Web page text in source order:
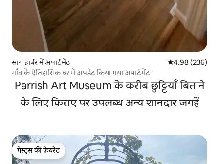
साग हार्बर में अपार्टमेंट औसत रेटिंग 5 में से
4.98 (236)
गाँव के ऐतिहासिक घर में अपडेट किया गया अपार्टमेंट
Parrish Art Museum के करीब छुट्टियाँ बिताने
के लिए किराए पर उपलब्ध अन्य शानदार जगहें
गेस्ट्स की फ़ेवरेट
गेस्ट्स की फ़ेवरेट